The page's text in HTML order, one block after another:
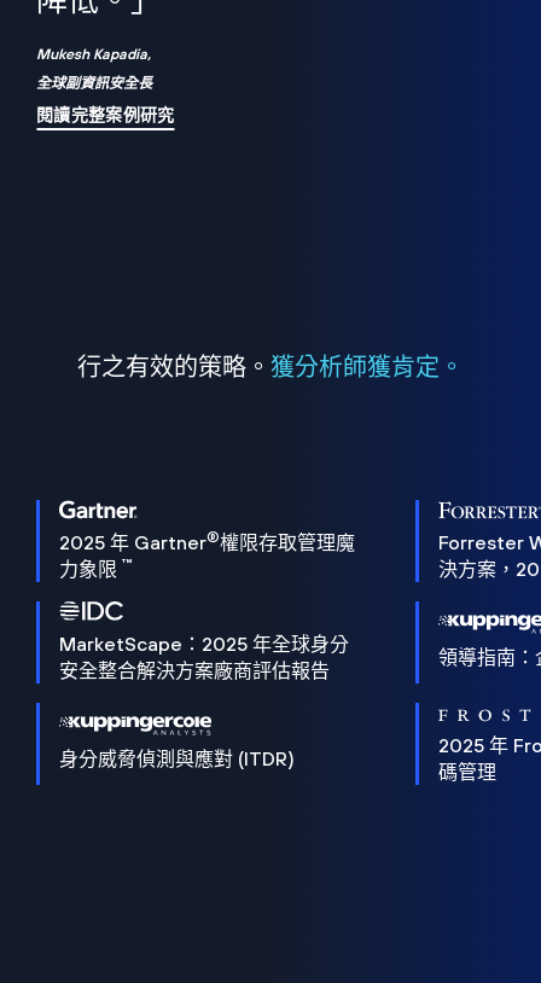
Mukesh Kapadia,
全球副資訊安全長
閱讀完整案例研究
行之有效的策略。 獲分析師獲肯定。
2025 年 Gartner®權限存取管理魔
力象限 ™
Forrester
決方案，
MarketScape：2025 年全球身分
安全整合解決方案廠商評估報告
領導指南
身分威脅偵測與應對 (ITDR)
2025 年
碼管理